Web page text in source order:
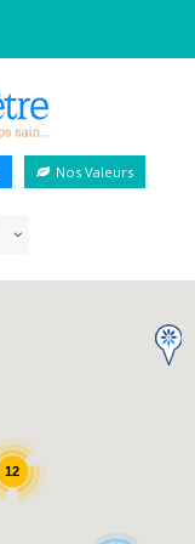
Nos Valeurs
12